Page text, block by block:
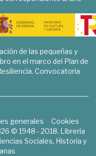
de las pequeñas y
en el marco del Plan de
Convocatoria
generales
Cookies
© 1948 - 2018. Librería
Sociales, Historia y